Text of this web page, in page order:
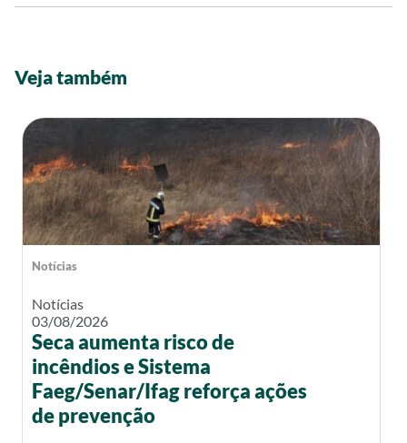
Veja também
Notícias
Notícias
03/08/2026
Seca aumenta risco de
incêndios e Sistema
Faeg/Senar/Ifag reforça ações
de prevenção